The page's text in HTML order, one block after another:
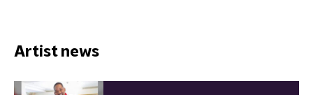
Artist news